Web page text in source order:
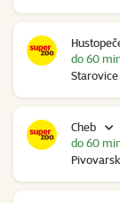
Starovice
do 60
Cheb
do 60